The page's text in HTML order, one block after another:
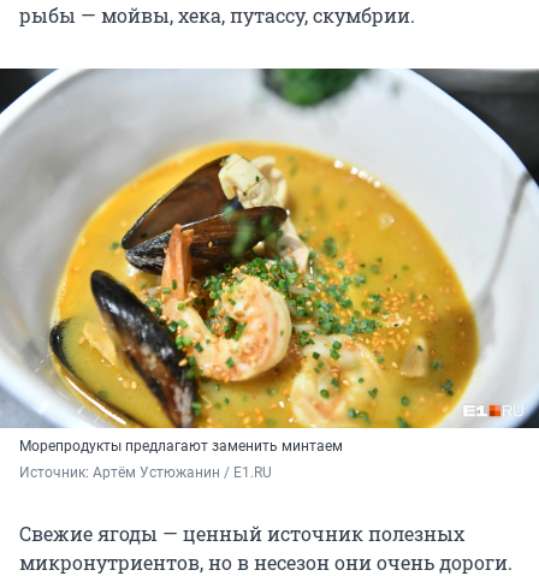
рыбы — мойвы, хека, путассу, скумбрии.
Морепродукты предлагают заменить минтаем
Источник: Артём Устюжанин / E1.RU
Свежие ягоды — ценный источник полезных
микронутриентов, но в несезон они очень дороги.